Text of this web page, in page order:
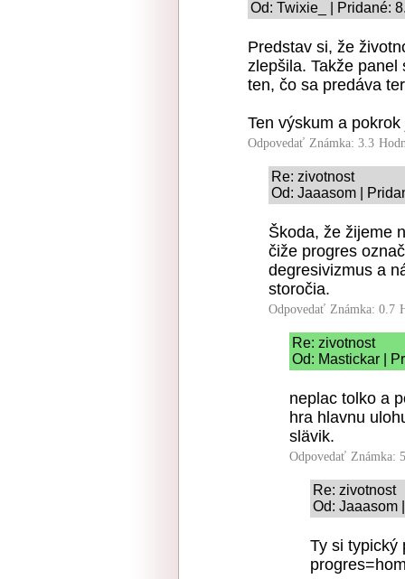
Od: Twixie_ | Pridané:
Predstav si, že
zlepšila. Takže
ten, čo sa predáva
Ten výskum a
Odpovedať Známka: 3.3
Re: zivotnost
Od: Jaaasom |
Škoda, že žijeme
čiže progres
degresivizmus a
storočia.
Odpovedať Známka: 0.7
Re: zivotnost
Od: Mastickar |
neplac tolko a
hra hlavnu
slävik.
Odpovedať Známka:
Re: zivotnost
Od: Jaaasom
Ty si typický